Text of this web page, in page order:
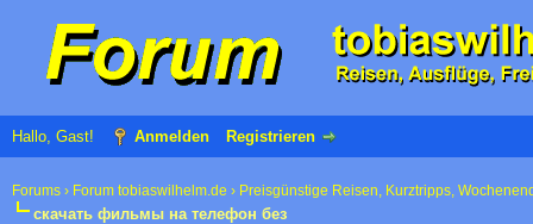
Hallo, Gast! Anmelden Registrieren
Forums › Forum tobiaswilhelm.de › Preisgünstige Reisen, Kurztripps,
скачать фильмы на телефон без